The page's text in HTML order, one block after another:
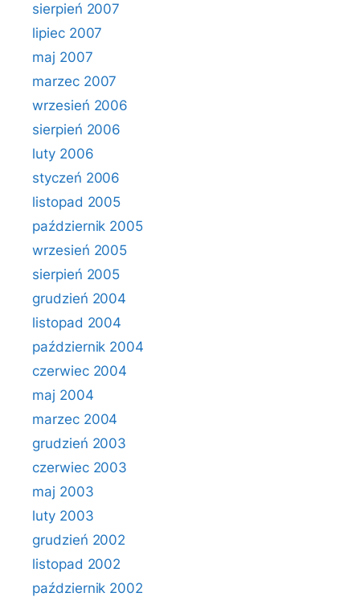
sierpień 2007
lipiec 2007
maj 2007
marzec 2007
wrzesień 2006
sierpień 2006
luty 2006
styczeń 2006
listopad 2005
październik 2005
wrzesień 2005
sierpień 2005
grudzień 2004
listopad 2004
październik 2004
czerwiec 2004
maj 2004
marzec 2004
grudzień 2003
czerwiec 2003
maj 2003
luty 2003
grudzień 2002
listopad 2002
październik 2002